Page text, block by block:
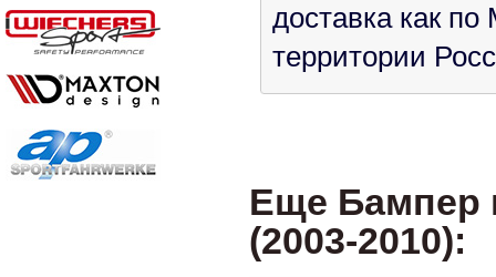
доставка как
территории
Еще Бампер
(2003-2010):